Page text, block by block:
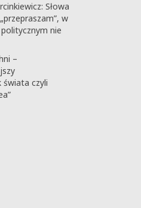
Słowa
w
nie
–
świata czyli